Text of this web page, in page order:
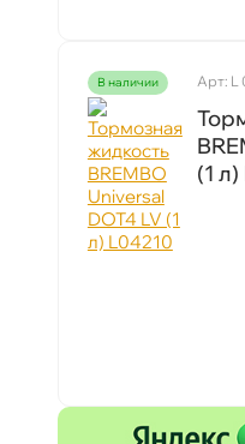
наличии Арт: L
(1